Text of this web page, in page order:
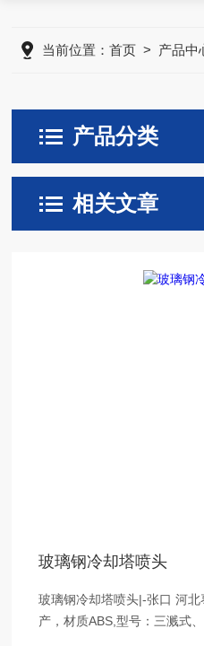
当前位置：首页 > 产品中
产品分类
相关文章
玻璃钢冷却塔喷头
玻璃钢冷却塔喷头|-张口 河北枣强县润和玻璃钢制品厂生
产，材质ABS,型号：三溅式